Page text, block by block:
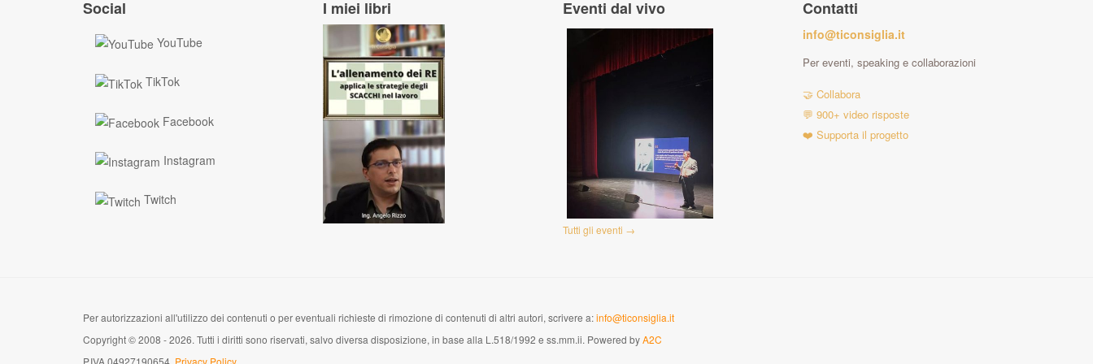
Social
YouTube
TikTok
Facebook
Instagram
Twitch
I miei libri Eventi dal vivo
Tutti gli eventi →
Contatti
info@ticonsiglia.it
Per eventi, speaking e collaborazioni
🤝 Collabora
💬 900+ video risposte
❤️ Supporta il progetto
Per autorizzazioni all'utilizzo dei contenuti o per eventuali richieste di rimozione di contenuti di altri autori, scrivere a:info@ticonsiglia.it
Copyright © 2008 - 2026. Tutti i diritti sono riservati, salvo diversa disposizione, in base alla L.518/1992 e ss.mm.ii. Powered byA2C
P.IVA 04927190654. Privacy Policy